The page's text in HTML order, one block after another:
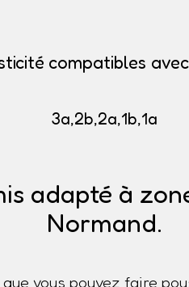
compatibles
3a,2b,2a,1b,1a
adapté à
Normand.
vous pouvez faire